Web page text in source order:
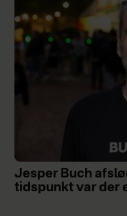
Jesper Buch
tidspunkt var der